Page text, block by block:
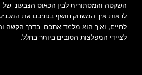
השקטה והמסתורית לבין הכאוס הצבעוני של
לראות איך המשחק חושף בפניכם את
לחיים, ואיך הוא מלמד אתכם, בדרך הקשה
לציידי המפלצות הטובים ביותר בחלל.